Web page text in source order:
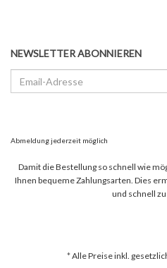
NEWSLETTER ABONNIEREN
Adresse
Abmeldung jederzeit möglich
Damit die Bestellung so schnell wie
Ihnen bequeme Zahlungsarten. Dies
und schnell
*Alle Preise inkl.